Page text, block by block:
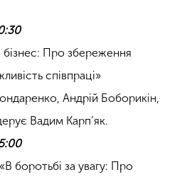
бізнес: Про збереження
співпраці»
Андрій Боборикін,
Вадим Карп’як.
боротьбі за увагу: Про